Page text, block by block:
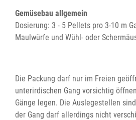
Gemüsebau allgemein
Dosierung: 3 - 5 Pellets pro 3-10 m
Maulwürfe und Wühl- oder
Die Packung darf nur im Freien
unterirdischen Gang vorsichtig
Gänge legen. Die Auslegestellen
der Gang darf allerdings nicht